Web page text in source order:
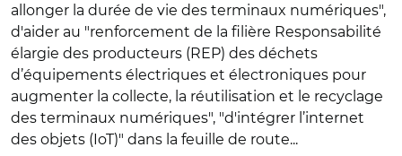
allonger la durée de vie des terminaux numériques",
d'aider au "renforcement de la filière Responsabilité
élargie des producteurs (REP) des déchets
d’équipements électriques et électroniques pour
augmenter la collecte, la réutilisation et le recyclage
des terminaux numériques", "d'intégrer l’internet
des objets (IoT)" dans la feuille de route...